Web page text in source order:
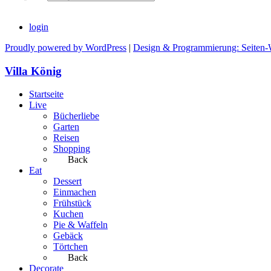
login
Proudly powered by WordPress | Design & Programmierung: Seiten-
Villa König
Startseite
Live
Bücherliebe
Garten
Reisen
Shopping
Back
Eat
Dessert
Einmachen
Frühstück
Kuchen
Pie & Waffeln
Gebäck
Törtchen
Back
Decorate